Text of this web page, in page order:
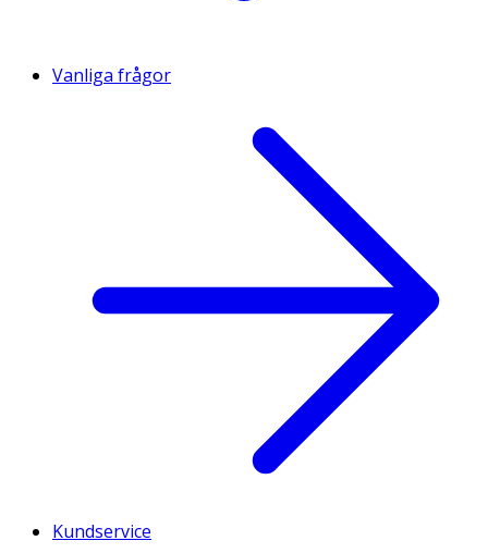
Vanliga frågor
Kundservice